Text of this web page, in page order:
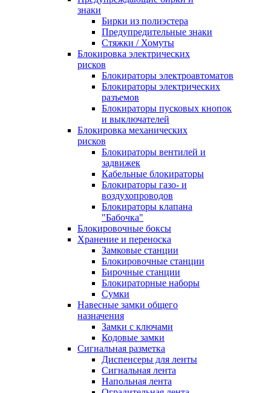
знаки
Бирки из полиэстера
Предупредительные знаки
Стяжки / Хомуты
Блокировка электрических
рисков
Блокираторы электроавтоматов
Блокираторы электрических
разъемов
Блокираторы пусковых кнопок
и выключателей
Блокировка механических
рисков
Блокираторы вентилей и
задвижек
Кабельные блокираторы
Блокираторы газо- и
воздухопроводов
Блокираторы клапана
"Бабочка"
Блокировочные боксы
Хранение и переноска
Замковые станции
Блокировочные станции
Бирочные станции
Блокираторные наборы
Сумки
Навесные замки общего
назначения
Замки с ключами
Кодовые замки
Сигнальная разметка
Диспенсеры для ленты
Сигнальная лента
Напольная лента